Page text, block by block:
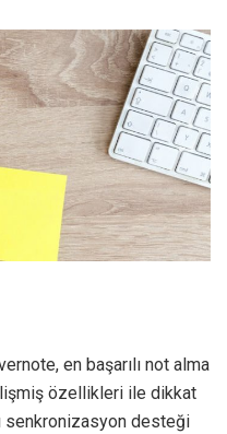
en başarılı not alma
özellikleri ile dikkat
senkronizasyon desteği